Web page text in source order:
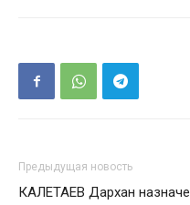
Предыдущая новость
КАЛЕТАЕВ Дархан